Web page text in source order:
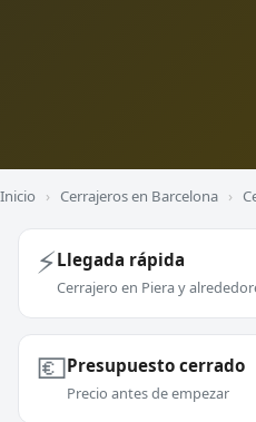
Inicio › Cerrajeros en Barcelona ›
⚡Llegada rápida
Cerrajero en Piera y
💶Presupuesto cerrado
Precio antes de empezar